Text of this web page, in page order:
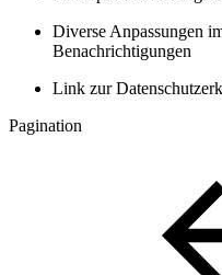
Diverse Anpassungen
Benachrichtigungen
Link zur
Pagination